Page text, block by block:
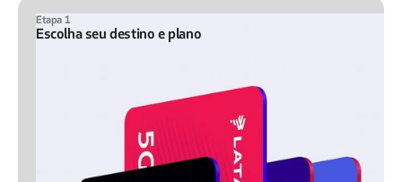
Etapa 1
Escolha seu destino e plano